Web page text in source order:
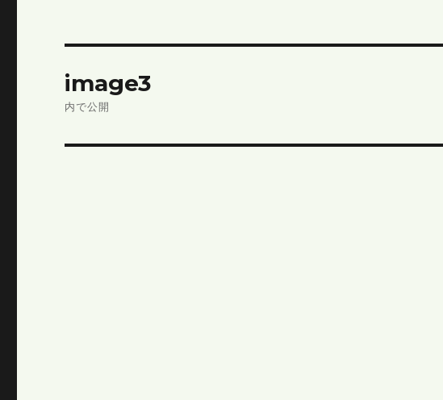
稿
image3
内で公開